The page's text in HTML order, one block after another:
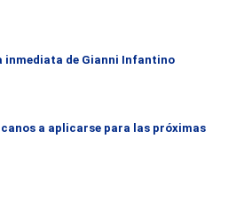
inmediata de Gianni Infantino
a aplicarse para las próximas